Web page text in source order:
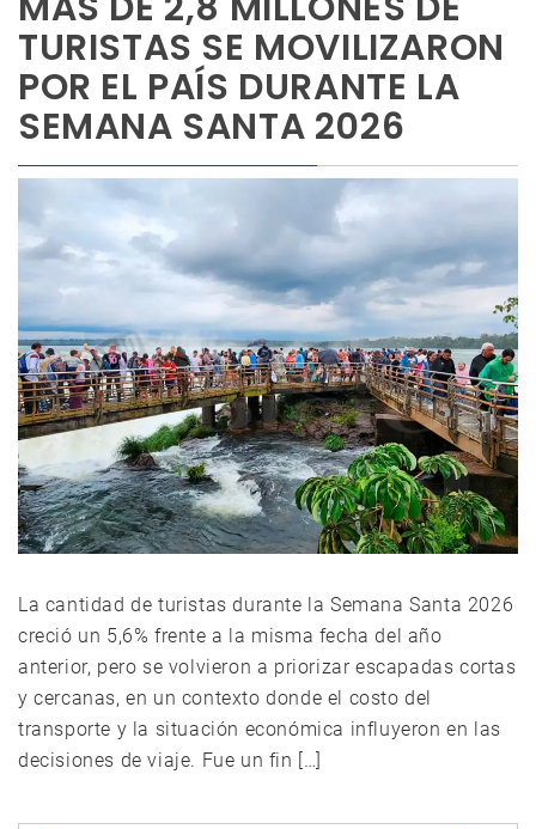
TURISTAS SE MOVILIZARON
POR EL PAÍS DURANTE LA
SEMANA SANTA 2026
La cantidad de turistas durante la Semana Santa 2026
creció un 5,6% frente a la misma fecha del año
anterior, pero se volvieron a priorizar escapadas cortas
y cercanas, en un contexto donde el costo del
transporte y la situación económica influyeron en las
decisiones de viaje. Fue un fin […]